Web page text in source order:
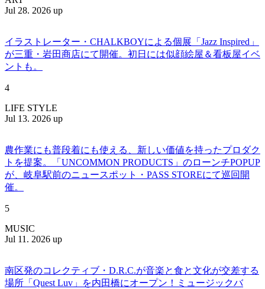
Jul 28. 2026 up
イラストレーター・CHALKBOYによる個展「Jazz Inspired」
が三重・岩田商店にて開催。初日には似顔絵屋＆看板屋イベ
ントも。
4
LIFE STYLE
Jul 13. 2026 up
農作業にも普段着にも使える、新しい価値を持ったプロダク
トを提案。「UNCOMMON PRODUCTS」のローンチPOPUP
が、岐阜駅前のニュースポット・PASS STOREにて巡回開
催。
5
MUSIC
Jul 11. 2026 up
南区発のコレクティブ・D.R.C.が⾳楽と⾷と⽂化が交差する
場所「Quest Luv」を内田橋にオープン！ミュージックバ